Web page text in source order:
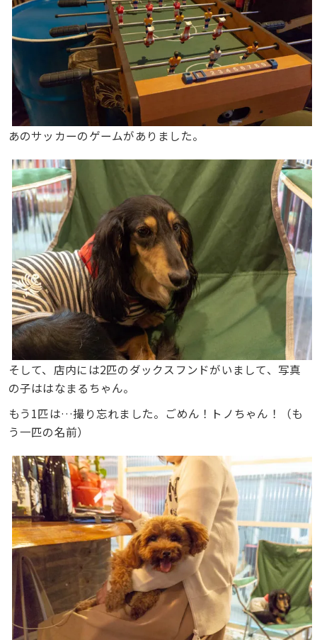
あのサッカーのゲームがありました。
そして、店内には2匹のダックスフンドがいまして、写真
の子ははなまるちゃん。
もう1匹は…撮り忘れました。ごめん！トノちゃん！（も
う一匹の名前）